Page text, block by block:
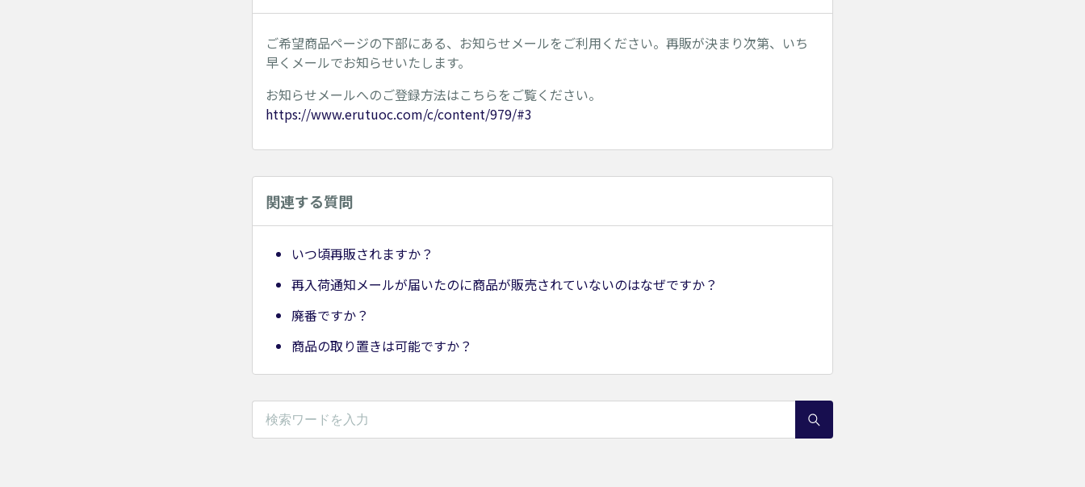
ご希望商品ページの下部にある、お知らせメールをご利用ください。再販が決まり次第、いち
早くメールでお知らせいたします。
お知らせメールへのご登録方法はこちらをご覧ください。
https://www.erutuoc.com/c/content/979/#3
関連する質問
いつ頃再販されますか？
再入荷通知メールが届いたのに商品が販売されていないのはなぜですか？
廃番ですか？
商品の取り置きは可能ですか？